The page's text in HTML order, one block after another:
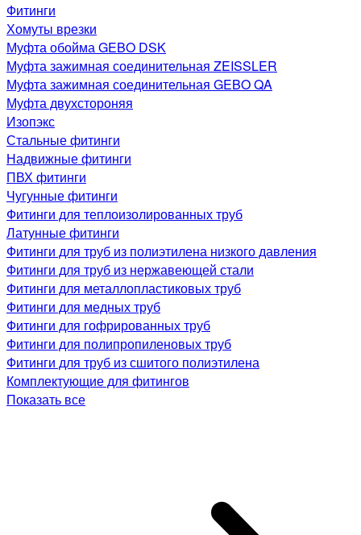
Фитинги
Хомуты врезки
Муфта обойма GEBO DSK
Муфта зажимная соединительная ZEISSLER
Муфта зажимная соединительная GEBO QA
Муфта двухстороняя
Изопэкс
Стальные фитинги
Надвижные фитинги
ПВХ фитинги
Чугунные фитинги
Фитинги для теплоизолированных труб
Латунные фитинги
Фитинги для труб из полиэтилена низкого давления
Фитинги для труб из нержавеющей стали
Фитинги для металлопластиковых труб
Фитинги для медных труб
Фитинги для гофрированных труб
Фитинги для полипропиленовых труб
Фитинги для труб из сшитого полиэтилена
Комплектующие для фитингов
Показать все